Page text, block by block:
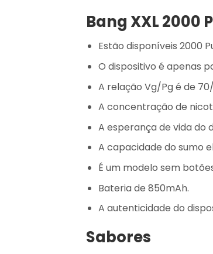
Bang XXL
Estão disponíveis 2000
O dispositivo é apenas
A relação Vg/Pg é de
A concentração de
A esperança de vida do
A capacidade do sumo
É um modelo sem
Bateria de 850mAh.
A autenticidade do
Sabores